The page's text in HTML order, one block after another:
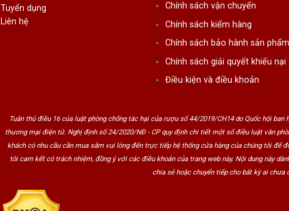
Tuyển dụng
Liên hệ
Chính sách vận chuyển
Chính sách kiểm hàng
Chính sách bảo hành sản phẩm
Chính sách giải quyết khiếu nại
Điều kiện và điều khoản
Tuân thủ điều 16 của luật phòng chống tác hại của rượu số 44/2019/CH14 do Quốc hội
thương mại điện tử. Nghị định số 24/2020/NĐ - CP quy định chi tiết một số điều luật văn
khách có nhu cầu cần mua sắm vui lòng đến trực tiếp hệ thống cửa hàng của chúng tôi để
tôi cam kết có trách nhiệm, đồng ý với các điều khoản của trang web này. Nội dung này
chia sẻ hoặc chuyển tiếp cho bất kỳ ai chưa